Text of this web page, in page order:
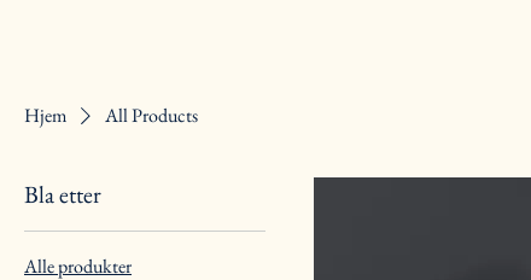
Hjem All Products
Bla etter
Alle produkter